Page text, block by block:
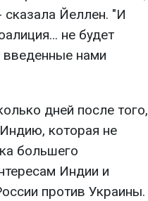
сказала Йеллен. "И
не будет
нами
дней после того,
которая не
большего
Индии и
против Украины.